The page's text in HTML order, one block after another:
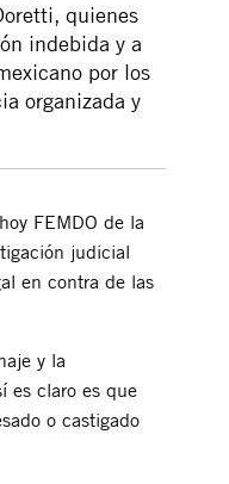
quienes
indebida y a
por los
organizada y
FEMDO de la
judicial
en contra de las
y la
es claro es que
o castigado